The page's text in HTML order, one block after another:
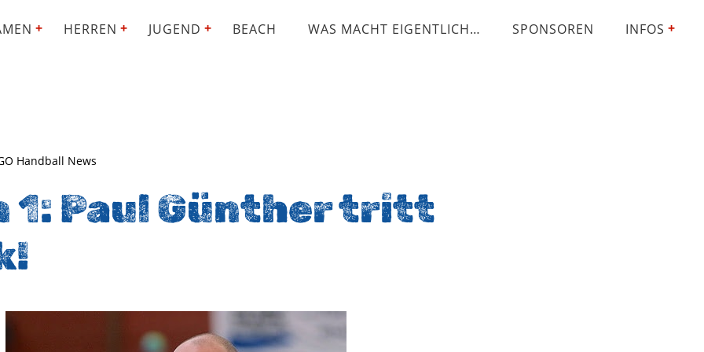
HERREN JUGEND BEACH WAS MACHT EIGENTLICH… SPONSOREN INFOS
Handball News
1: Paul Günther tritt